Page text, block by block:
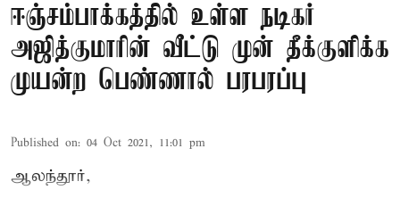
ஈஞ்சம்பாக்கத்தில் உள்ள நடிகர்
அஜித்குமாரின் வீட்டு முன் தீக்குளிக்க
முயன்ற பெண்ணால் பரபரப்பு
Published on: 04 Oct 2021, 11:01 pm
ஆலந்தூர்,